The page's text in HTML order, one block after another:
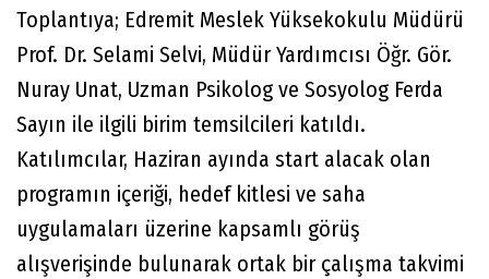
Toplantıya; Edremit Meslek Yüksekokulu Müdürü
Prof. Dr. Selami Selvi, Müdür Yardımcısı Öğr. Gör.
Nuray Unat, Uzman Psikolog ve Sosyolog Ferda
Sayın ile ilgili birim temsilcileri katıldı.
Katılımcılar, Haziran ayında start alacak olan
programın içeriği, hedef kitlesi ve saha
uygulamaları üzerine kapsamlı görüş
alışverişinde bulunarak ortak bir çalışma takvimi